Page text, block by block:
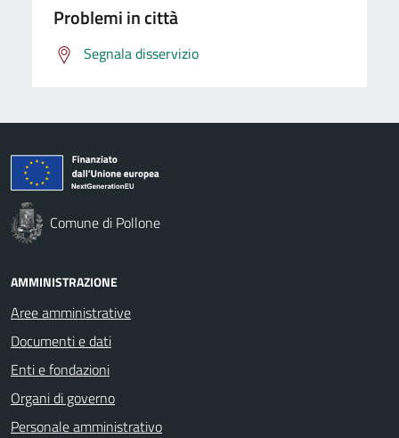
Problemi in città
Segnala disservizio
Comune di Pollone
AMMINISTRAZIONE
Aree amministrative
Documenti e dati
Enti e fondazioni
Organi di governo
Personale amministrativo